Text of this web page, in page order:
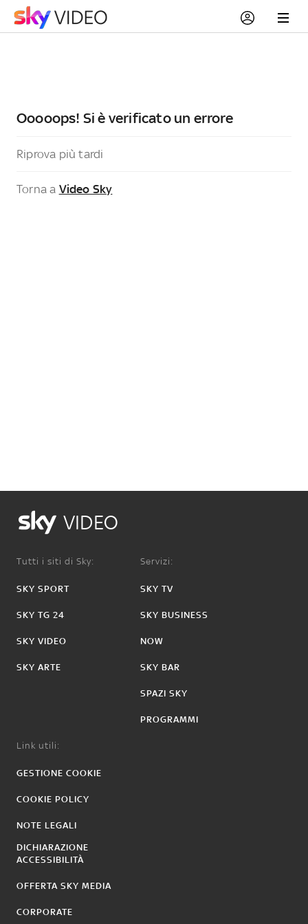
Ooooops! Si è verificato un errore
Riprova più tardi
Torna a Video Sky
VIDEO
Tutti i siti di Sky:
SKY SPORT
SKY TG 24
SKY VIDEO
SKY ARTE
Servizi:
SKY TV
SKY BUSINESS
NOW
SKY BAR
SPAZI SKY
PROGRAMMI
Link utili:
GESTIONE COOKIE
COOKIE POLICY
NOTE LEGALI
DICHIARAZIONE
ACCESSIBILITÀ
OFFERTA SKY MEDIA
CORPORATE